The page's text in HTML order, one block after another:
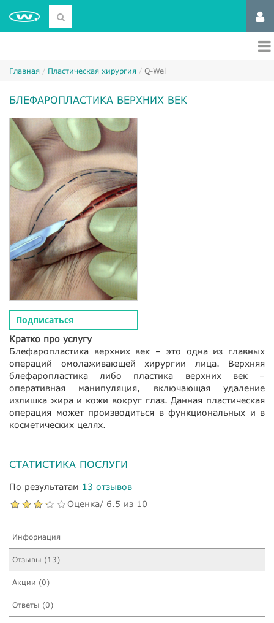
Главная Пластическая хирургия Q-Wel
БЛЕФАРОПЛАСТИКА ВЕРХНИХ ВЕК
Подписаться
Кратко про услугу
Блефаропластика верхних век – это одна из главных
операций омолаживающей хирургии лица. Верхняя
блефаропластика либо пластика верхних век –
оперативная манипуляция, включающая удаление
излишка жира и кожи вокруг глаз. Данная пластическая
операция может производиться в функциональных и в
косметических целях.
СТАТИСТИКА ПОСЛУГИ
По результатам 13 отзывов
Оценка/ 6.5 из 10
Информация
Отзывы (13)
Акции (0)
Ответы (0)